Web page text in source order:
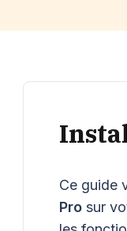
Ce guide
Prosur